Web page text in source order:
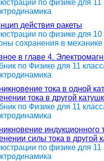
по физике для 11
действия ракеты
по физике для 10
сохранения в механике
в главе 4.
по Физике для 11
тока в одной
тока в другой
по Физике для 11
индукционного
силы тока в другой
по физике для 11